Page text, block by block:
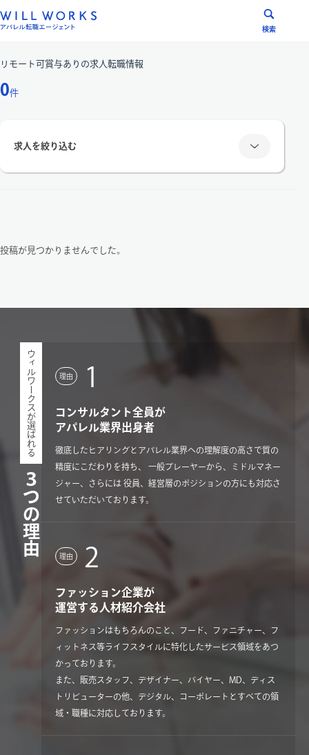
ン
ン
へ
プ
検索
リモート可賞与あり の求人転職情報
0件
求人を絞り込む
職種
こだわり検索
閉じる
投稿が見つかりませんでした。
ウィルワークスが選ばれる
３つの理由
理由 1
コンサルタント全員が
アパレル業界出身者
徹底したヒアリングとアパレル業界への理解度の高さで質の
精度にこだわりを持ち、 一般プレーヤーから、ミドルマネー
ジャー、さらには 役員、経営層のポジションの方にも対応さ
せていただいております。
理由 2
ファッション企業が
運営する人材紹介会社
ファッションはもちろんのこと、フード、ファニチャー、フ
ィットネス等ライフスタイルに特化したサービス領域をあつ
かっております。
また、販売スタッフ、デザイナー、バイヤー、MD、ディス
トリビューターの他、デジタル、コーポレートとすべての領
域・職種に対応しております。